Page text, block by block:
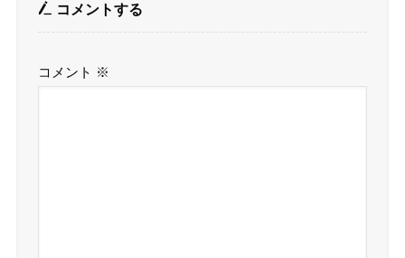
コメントする
コメント ※